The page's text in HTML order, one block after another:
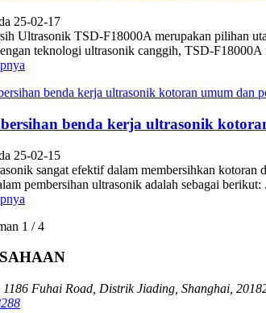
25-02-17
Ultrasonik TSD-F18000A merupakan pilihan
teknologi ultrasonik canggih, TSD-F18000A
benda kerja ultrasonik
25-02-15
sangat efektif dalam membersihkan
pembersihan ultrasonik adalah sebagai berikut:
1 / 4
Fuhai Road, Distrik Jiading, Shanghai,